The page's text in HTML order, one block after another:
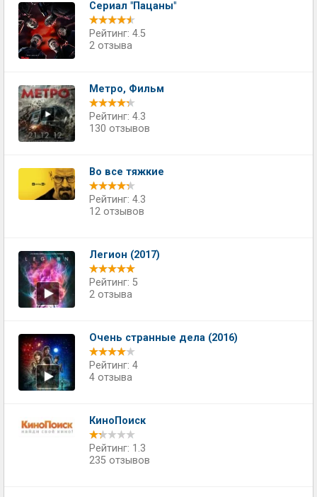
Сериал "Пацаны"
Рейтинг: 4.5
2 отзыва
Метро, Фильм
Рейтинг: 4.3
130 отзывов
Во все тяжкие
Рейтинг: 4.3
12 отзывов
Легион (2017)
Рейтинг: 5
2 отзыва
Очень странные дела (2016)
Рейтинг: 4
4 отзыва
КиноПоиск
Рейтинг: 1.3
235 отзывов